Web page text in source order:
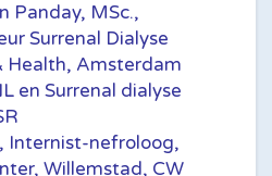
Panday, MSc.,
Surrenal Dialyse
Health, Amsterdam
en Surrenal dialyse
Internist-nefroloog,
Willemstad, CW